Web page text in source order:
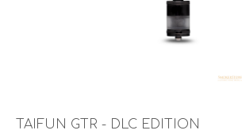
TAIFUN GTR - DLC EDITION